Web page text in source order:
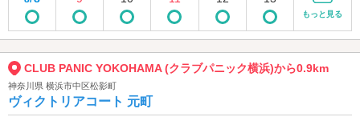
もっと見る
CLUB PANIC YOKOHAMA (クラブパニック横浜)から0.9km
神奈川県 横浜市中区松影町
ヴィクトリアコート 元町